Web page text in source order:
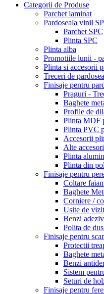
Categorii de Produse
Parchet laminat
Pardoseala vinil
Parchet SPC
Plinta SPC
Plinta alba
Promotiile lunii -
Plinta si accesorii
Treceri de
Finisaje pentru
Praguri -
Baghete
Profile de
Plinta MDF
Plinta PVC
Accesorii
Alte
Plinta
Plinta din
Finisaje pentru
Coltare
Baghete
Corniere /
Usite de
Benzi
Polita de
Finisaje pentru
Protectii
Baghete
Benzi
Sistem
Seturi de
Finisaje pentru